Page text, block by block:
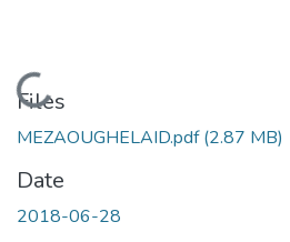
Loading...
Files
MEZAOUGHELAID.pdf(2.87 MB)
Date
2018-06-28